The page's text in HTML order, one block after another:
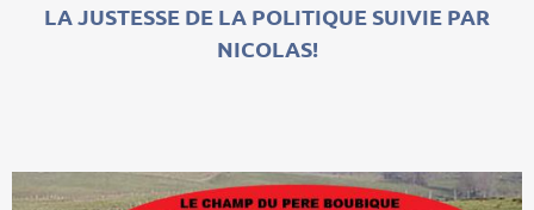
LA JUSTESSE DE LA POLITIQUE SUIVIE PAR
NICOLAS!